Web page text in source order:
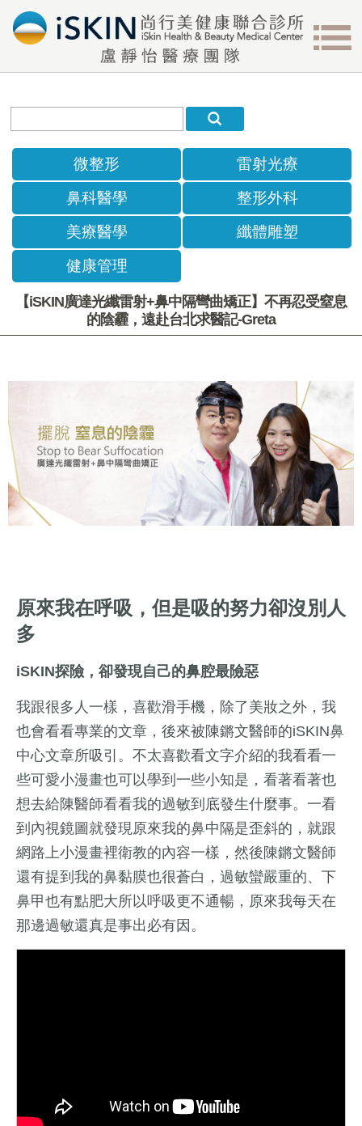
微整形
鼻科醫學
美療醫學
健康管理
雷射光療
整形外科
纖體雕塑
【iSKIN廣達光纖雷射+鼻中隔彎曲矯正】不再忍受窒息
的陰霾，遠赴台北求醫記-Greta
原來我在呼吸，但是吸的努力卻沒別人
多
iSKIN探險，卻發現自己的鼻腔最險惡
我跟很多人一樣，喜歡滑手機，除了美妝之外，我
也會看看專業的文章，後來被陳鏘文醫師的iSKIN鼻
中心文章所吸引。不太喜歡看文字介紹的我看看一
些可愛小漫畫也可以學到一些小知是，看著看著也
想去給陳醫師看看我的過敏到底發生什麼事。一看
到內視鏡圖就發現原來我的鼻中隔是歪斜的，就跟
網路上小漫畫裡衛教的內容一樣，然後陳鏘文醫師
還有提到我的鼻黏膜也很蒼白，過敏蠻嚴重的、下
鼻甲也有點肥大所以呼吸更不通暢，原來我每天在
那邊過敏還真是事出必有因。